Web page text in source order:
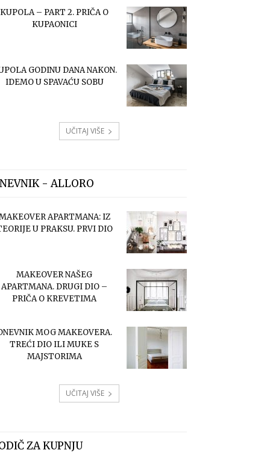
KUPOLA – PART 2. PRIČA O
KUPAONICI
GODINU DANA NAKON.
IDEMO U SPAVAĆU SOBU
UČITAJ VIŠE
- ALLORO
APARTMANA: IZ
U PRAKSU. PRVI DIO
MAKEOVER NAŠEG
APARTMANA. DRUGI DIO –
PRIČA O KREVETIMA
MOG MAKEOVERA.
TREĆI DIO ILI MUKE S
MAJSTORIMA
UČITAJ VIŠE
ZA KUPNJU